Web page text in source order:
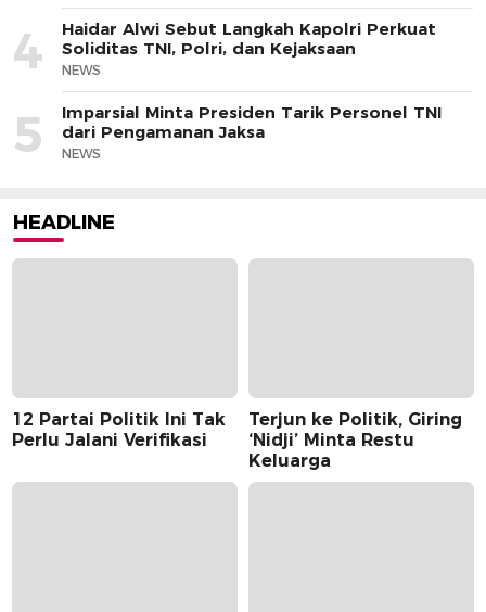
4
Haidar Alwi Sebut Langkah Kapolri Perkuat
Soliditas TNI, Polri, dan Kejaksaan
NEWS
5
Imparsial Minta Presiden Tarik Personel TNI
dari Pengamanan Jaksa
NEWS
HEADLINE
12 Partai Politik Ini Tak
Perlu Jalani Verifikasi
Terjun ke Politik, Giring
‘Nidji’ Minta Restu
Keluarga